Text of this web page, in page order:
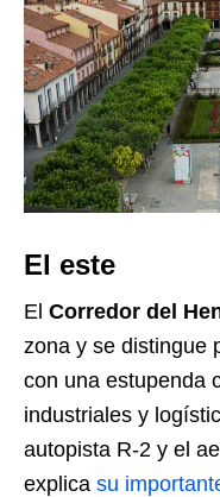
El este
El Corredor del
zona y se distingue
con una estupenda
industriales y
autopista R-2 y el
explica su